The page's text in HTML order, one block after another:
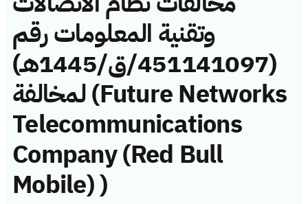
وتقنية المعلومات رقم
(451141097/ق/1445هـ)
لمخالفة (Future Networks
Telecommunications
Company (Red Bull
Mobile) )